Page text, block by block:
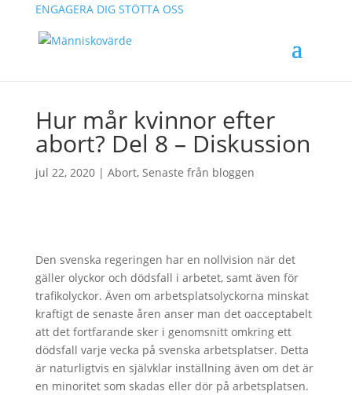
ENGAGERA DIG STÖTTA OSS
Hur mår kvinnor efter
abort? Del 8 – Diskussion
jul 22, 2020| Abort, Senaste från bloggen
Den svenska regeringen har en nollvision när det
gäller olyckor och dödsfall i arbetet, samt även för
trafikolyckor. Även om arbetsplatsolyckorna minskat
kraftigt de senaste åren anser man det oacceptabelt
att det fortfarande sker i genomsnitt omkring ett
dödsfall varje vecka på svenska arbetsplatser. Detta
är naturligtvis en självklar inställning även om det är
en minoritet som skadas eller dör på arbetsplatsen.